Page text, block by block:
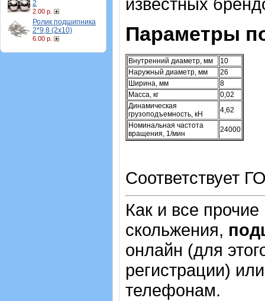
2
2.00 р.
Ролик подшипника
2*9,8 (2х10)
6.00 р. Параметры
Внутренний диаметр, мм
10
Наружный диаметр, мм
26
Ширина, мм
8
Масса, кг
0,02
Динамическая
грузоподъемность, кН
4,62
Номинальная частота
вращения, 1/мин
24000
Соответствует
Как и все
скольжения,
онлайн (для
регистрации)
телефонам.